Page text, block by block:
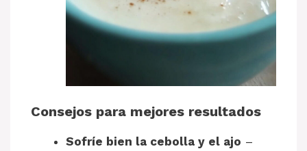
Consejos para mejores resultados
Sofríe bien la cebolla y el ajo –